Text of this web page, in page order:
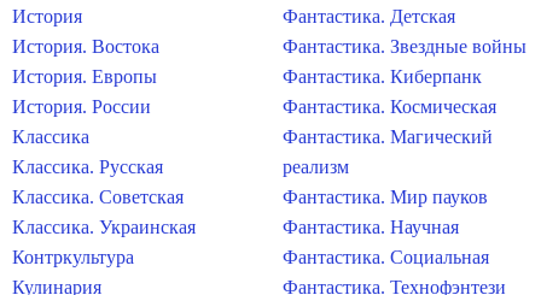
История
История. Востока
История. Европы
История. России
Классика
Классика. Русская
Классика. Советская
Классика. Украинская
Контркультура
Кулинария
Фантастика. Детская
Фантастика. Звездные войны
Фантастика. Киберпанк
Фантастика. Космическая
Фантастика. Магический
реализм
Фантастика. Мир пауков
Фантастика. Научная
Фантастика. Социальная
Фантастика. Технофэнтези